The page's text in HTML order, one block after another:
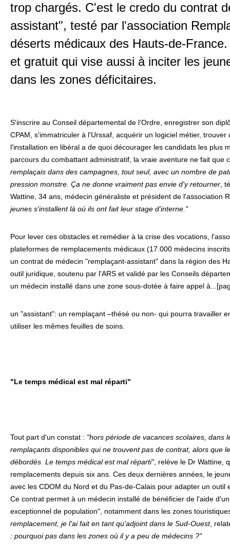
trop chargés. C'est le credo du contrat
assistant", testé par l'association
déserts médicaux des Hauts-de-
et gratuit qui vise aussi à inciter les
dans les zones déficitaires.
S'inscrire au Conseil départemental de l’Ordre, enregistrer son
CPAM, s'immatriculer à l'Urssaf, acquérir un logiciel métier,
l'installation en libéral a de quoi décourager les candidats les plus
parcours du combattant administratif, la vraie aventure ne fait que
remplaçais dans des campagnes, tout seul, avec un nombre de
pression monstre. Ça ne donne vraiment pas envie d'y retourner ,
Wattine, 34 ans, médecin généraliste et président de l'association
jeunes s'installent là où ils ont fait leur stage d'interne."
Pour lever ces obstacles et remédier à la crise des vocations,
plateformes de remplacements médicaux (17.000 médecins
un contrat de médecin "remplaçant-assistant" dans la région des
outil juridique, soutenu par l'ARS et validé par les Conseils
un médecin installé dans une zone sous-dotée à faire appel
un "assistant": un remplaçant –thésé ou non- qui pourra travailler
utiliser les mêmes feuilles de soins.
"Le temps médical est mal réparti"
Tout part d'un constat : "hors période de vacances scolaires, dans
remplaçants disponibles qui ne trouvent pas de contrat, alors que
débordés. Le temps médical est mal réparti", relève le Dr Wattine,
remplacements depuis six ans. Ces deux dernières années, le
avec les CDOM du Nord et du Pas-de-Calais pour adapter un outil
Ce contrat permet à un médecin installé de bénéficier de l'aide
exceptionnel de population", notamment dans les zones
remplacement, je l'ai fait en tant qu'adjoint dans le Sud-Ouest,
: pourquoi pas dans les zones où il y a peu de médecins ?"